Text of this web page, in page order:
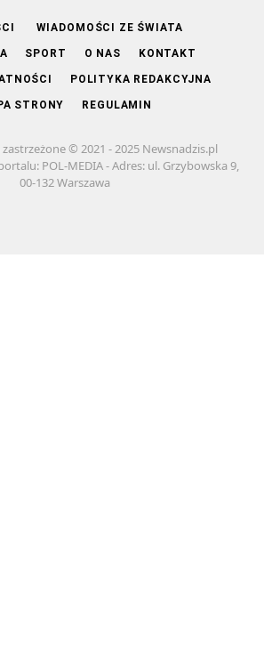
WIADOMOŚCI ZE ŚWIATA
SPORT O NAS KONTAKT
POLITYKA REDAKCYJNA
STRONY REGULAMIN
© 2021 - 2025 Newsnadzis.pl
POL-MEDIA - Adres: ul. Grzybowska 9,
00-132 Warszawa